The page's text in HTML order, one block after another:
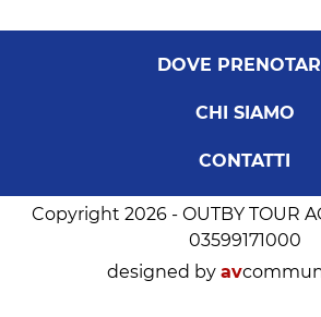
DOVE
CHI SIAMO
CONTATTI
Copyright 2026 - OUTBY TOUR
03599171000
designed by av